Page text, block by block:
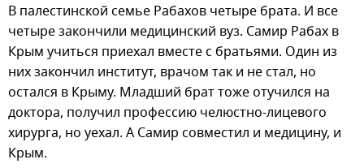
В палестинской семье Рабахов четыре брата. И все
четыре закончили медицинский вуз. Самир Рабах в
Крым учиться приехал вместе с братьями. Один из
них закончил институт, врачом так и не стал, но
остался в Крыму. Младший брат тоже отучился на
доктора, получил профессию челюстно-лицевого
хирурга, но уехал. А Самир совместил и медицину, и
Крым.